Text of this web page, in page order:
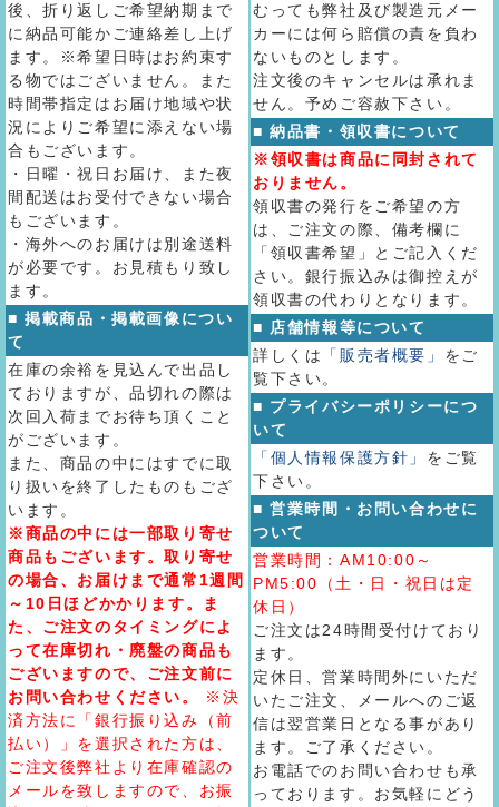
後、折り返しご希望納期まで
に納品可能かご連絡差し上げ
ます。※希望日時はお約束す
る物ではございません。また
時間帯指定はお届け地域や状
況によりご希望に添えない場
合もございます。
・日曜・祝日お届け、また夜
間配送はお受付できない場合
もございます。
・海外へのお届けは別途送料
が必要です。お見積もり致し
ます。
■ 掲載商品・掲載画像につい
て
在庫の余裕を見込んで出品し
ておりますが、品切れの際は
次回入荷までお待ち頂くこと
がございます。
また、商品の中にはすでに取
り扱いを終了したものもござ
います。
※商品の中には一部取り寄せ
商品もございます。取り寄せ
の場合、お届けまで通常1週間
～10日ほどかかります。ま
た、ご注文のタイミングによ
って在庫切れ・廃盤の商品も
ございますので、ご注文前に
お問い合わせください。
※決
済方法に「銀行振り込み（前
払い）」を選択された方は、
ご注文後弊社より在庫確認の
メールを致しますので、お振
むっても弊社及び製造元メー
カーには何ら賠償の責を負わ
ないものとします。
注文後のキャンセルは承れま
せん。予めご容赦下さい。
■ 納品書・領収書について
※領収書は商品に同封されて
おりません。
領収書の発行をご希望の方
は、ご注文の際、備考欄に
「領収書希望」とご記入くだ
さい。銀行振込みは御控えが
領収書の代わりとなります。
■ 店舗情報等について
詳しくは
「販売者概要」 をご
覧下さい。
■ プライバシーポリシーにつ
いて
「個人情報保護方針」 をご覧
下さい。
■ 営業時間・お問い合わせに
ついて
営業時間：AM10:00～
PM5:00（土・日・祝日は定
休日）
ご注文は24時間受付けており
ます。
定休日、営業時間外にいただ
いたご注文、メールへのご返
信は翌営業日となる事があり
ます。ご了承ください。
お電話でのお問い合わせも承
っております。お気軽にどう